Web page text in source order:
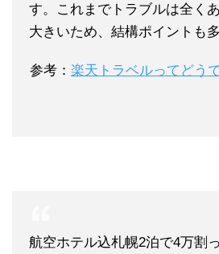
す。
これまでトラブルは全く
大きいため、 結構ポイントも
参考： 楽天トラベルってどう
航空ホテル込札幌2泊で4万割